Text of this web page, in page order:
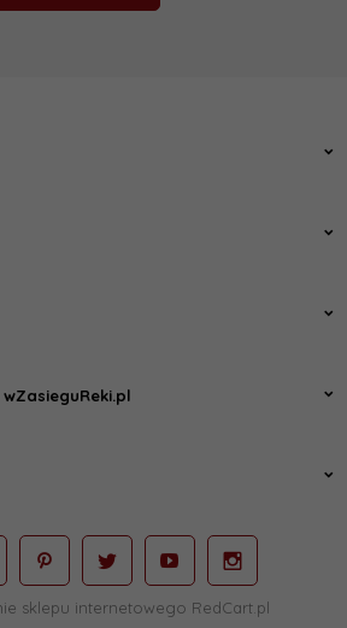
sklepu internetowego RedCart.pl